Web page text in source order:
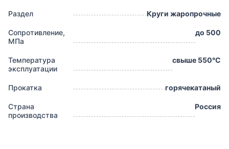
Раздел Круги жаропрочные
Сопротивление,
МПа
до 500
Температура
эксплуатации
свыше 550°С
Прокатка горячекатаный
Страна
производства
Россия